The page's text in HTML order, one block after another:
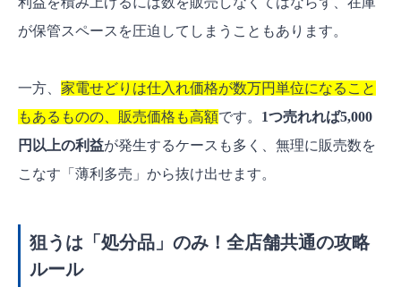
が保管スペースを圧迫してしまうこともあります。
一方、 家電せどりは仕入れ価格が数万円単位になること
もあるものの、販売価格も高額です。 1つ売れれば5,000
円以上の利益が発生するケースも多く、無理に販売数を
こなす「薄利多売」から抜け出せます。
狙うは「処分品」のみ！全店舗共通の攻略
ルール